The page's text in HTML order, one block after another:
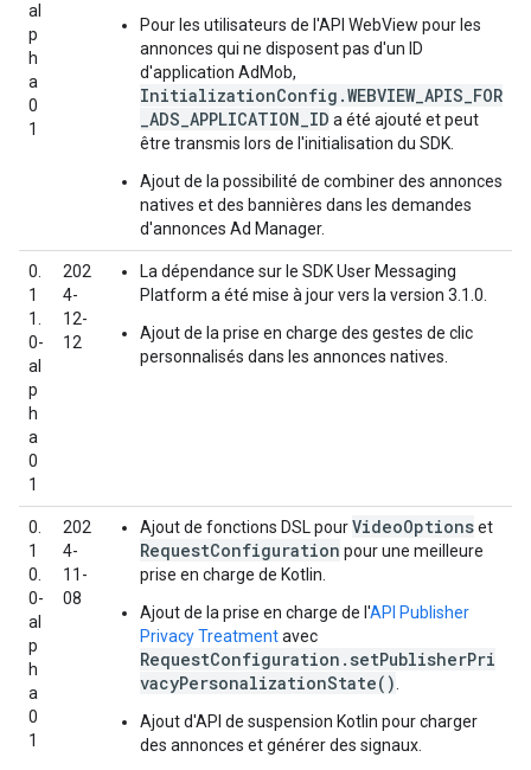
al
p
h
a
0
1
Pour les utilisateurs de l'API WebView pour les
annonces qui ne disposent pas d'un ID
d'application AdMob,
InitializationConfig.WEBVIEW_APIS_FOR
_ADS_APPLICATION_ID a été ajouté et peut
être transmis lors de l'initialisation du SDK.
Ajout de la possibilité de combiner des annonces
natives et des bannières dans les demandes
d'annonces Ad Manager.
0.
1
1.
0-
al
p
h
a
0
1
202
4-
12-
12
La dépendance sur le SDK User Messaging
Platform a été mise à jour vers la version 3.1.0.
Ajout de la prise en charge des gestes de clic
personnalisés dans les annonces natives.
0.
1
0.
0-
al
p
h
a
0
1
202
4-
11-
08
Ajout de fonctions DSL pourVideoOptionset
RequestConfiguration pour une meilleure
prise en charge de Kotlin.
Ajout de la prise en charge de l'API Publisher
Privacy Treatmentavec
RequestConfiguration.setPublisherPri
vacyPersonalizationState()
Ajout d'API de suspension Kotlin pour charger
des annonces et générer des signaux.